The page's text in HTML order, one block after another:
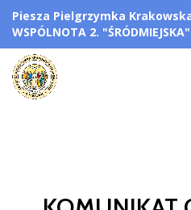
Przejdź
treści
Piesza Pielgrzymka
WSPÓLNOTA 2. "ŚRÓDMIEJSKA"